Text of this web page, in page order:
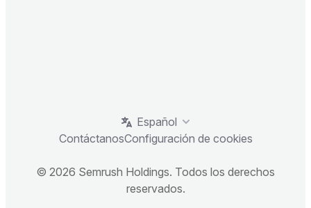
Español
ContáctanosConfiguración de cookies
© 2026 Semrush Holdings. Todos los derechos
reservados.